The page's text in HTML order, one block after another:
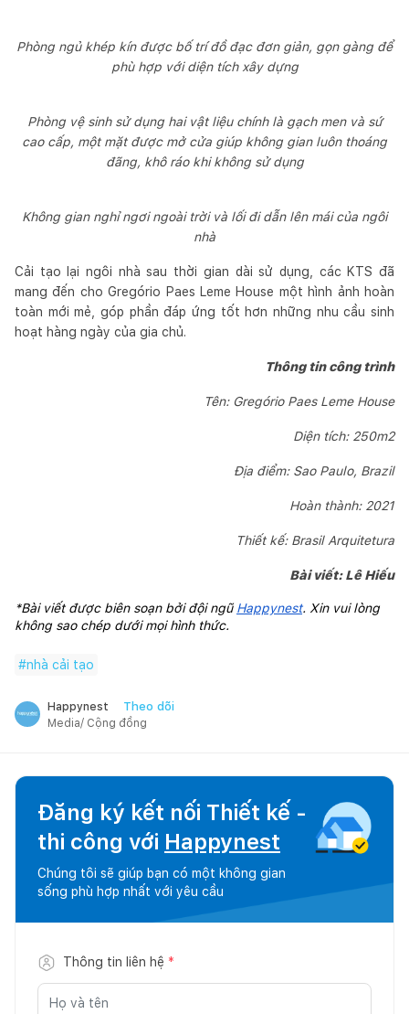
Phòng ngủ khép kín được bố trí đồ đạc đơn giản, gọn gàng để
phù hợp với diện tích xây dựng
Phòng vệ sinh sử dụng hai vật liệu chính là gạch men và sứ
cao cấp, một mặt được mở cửa giúp không gian luôn thoáng
đãng, khô ráo khi không sử dụng
Không gian nghỉ ngơi ngoài trời và lối đi dẫn lên mái của ngôi
nhà
Cải tạo lại ngôi nhà sau thời gian dài sử dụng, các KTS đã
mang đến cho Gregório Paes Leme House một hình ảnh hoàn
toàn mới mẻ, góp phần đáp ứng tốt hơn những nhu cầu sinh
hoạt hàng ngày của gia chủ.
Thông tin công trình
Tên: Gregório Paes Leme House
Diện tích: 250m2
Địa điểm: Sao Paulo, Brazil
Hoàn thành: 2021
Thiết kế: Brasil Arquitetura
Bài viết:Lê Hiếu
*Bài viết được biên soạn bởi đội ngũ Happynest. Xin vui lòng
không sao chép dưới mọi hình thức.
#nhà cải tạo
Happynest Theo dõi
Media/ Cộng đồng
Đăng ký kết nối Thiết kế -
thi công với Happynest
Chúng tôi sẽ giúp bạn có một không gian
sống phù hợp nhất với yêu cầu
Thông tin liên hệ *